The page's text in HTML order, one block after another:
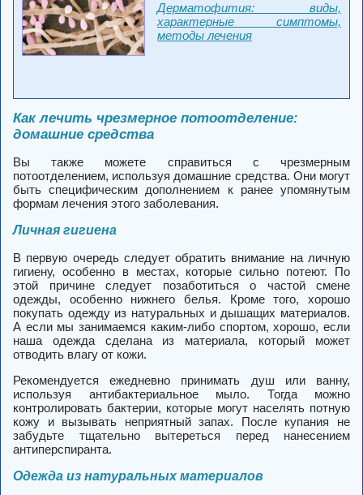
Дерматофития: виды,
характерные симптомы,
методы лечения
Как лечить чрезмерное потоотделение:
домашние средства
Вы также можете справиться с чрезмерным
потоотделением, используя домашние средства. Они могут
быть специфическим дополнением к ранее упомянутым
формам лечения этого заболевания.
Личная гигиена
В первую очередь следует обратить внимание на личную
гигиену, особенно в местах, которые сильно потеют. По
этой причине следует позаботиться о частой смене
одежды, особенно нижнего белья. Кроме того, хорошо
покупать одежду из натуральных и дышащих материалов.
А если мы занимаемся каким-либо спортом, хорошо, если
наша одежда сделана из материала, который может
отводить влагу от кожи.
Рекомендуется ежедневно принимать душ или ванну,
используя антибактериальное мыло. Тогда можно
контролировать бактерии, которые могут населять потную
кожу и вызывать неприятный запах. После купания не
забудьте тщательно вытереться перед нанесением
антиперспиранта.
Одежда из натуральных материалов